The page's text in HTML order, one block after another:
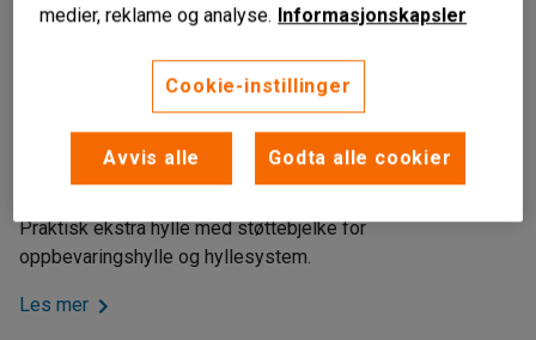
16 mm sponplate
Med bærebjelke
Praktisk ekstra hylle med støttebjelke for
oppbevaringshylle og hyllesystem.
Les mer
medier, reklame og analyse. Informasjonskapsler
Cookie-instillinger
Avvis alle Godta alle cookier